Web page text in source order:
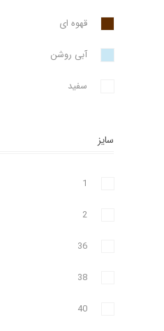
قهوه ای
آبی روشن
سفید
سایز
1
2
36
38
40